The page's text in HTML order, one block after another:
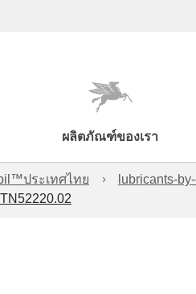
ผลิตภัณฑ์ของเรา
ประเทศไทย
lubricants-